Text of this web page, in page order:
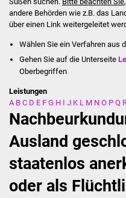
andere Behörden wie z.B. das
über einen Link weitergeleitet
Wählen Sie ein Verfahren aus
Gehen Sie auf die Unterseite
Oberbegriffen
Leistungen
A B C D E F G H I J K L M N O P Q
Ausland
staatenlos
oder als